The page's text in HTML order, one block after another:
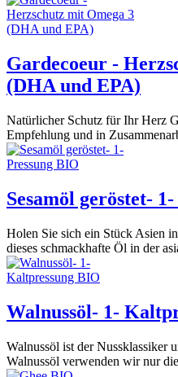
Gardecoeur -
(DHA und EPA)
Natürlicher Schutz für Ihr Herz
Empfehlung und in
Sesamöl geröstet-
Holen Sie sich ein Stück Asien
dieses schmackhafte Öl in der
Walnussöl- 1-
Walnussöl ist der Nussklassiker
Walnussöl verwenden wir nur